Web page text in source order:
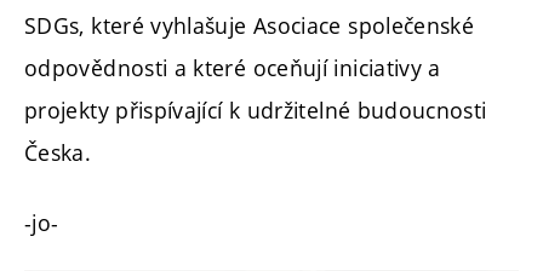
SDGs, které vyhlašuje Asociace společenské
odpovědnosti a které oceňují iniciativy a
projekty přispívající k udržitelné budoucnosti
Česka.
-jo-